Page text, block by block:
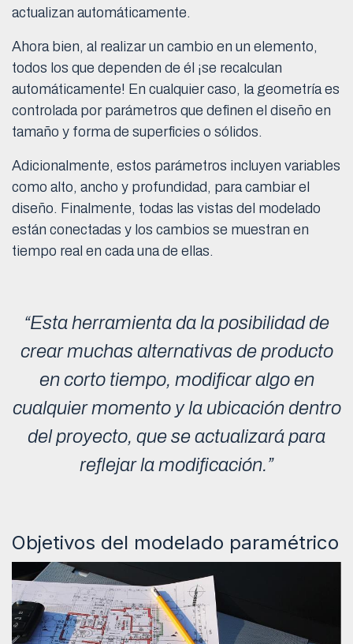
actualizan automáticamente.
Ahora bien, al realizar un cambio en un elemento,
todos los que dependen de él ¡se recalculan
automáticamente! En cualquier caso, la geometría es
controlada por parámetros que definen el diseño en
tamaño y forma de superficies o sólidos.
Adicionalmente, estos parámetros incluyen variables
como alto, ancho y profundidad, para cambiar el
diseño. Finalmente, todas las vistas del modelado
están conectadas y los cambios se muestran en
tiempo real en cada una de ellas.
“Esta herramienta da la posibilidad de
crear muchas alternativas de producto
en corto tiempo, modificar algo en
cualquier momento y la ubicación dentro
del proyecto, que se actualizará para
reflejar la modificación.”
Objetivos del modelado paramétrico